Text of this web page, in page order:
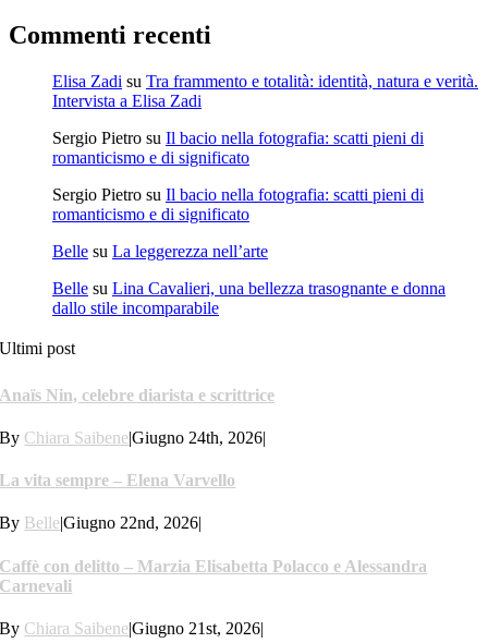
Commenti recenti
Elisa Zadi su Tra frammento e totalità: identità, natura e verità.
Intervista a Elisa Zadi
Sergio Pietro su Il bacio nella fotografia: scatti pieni di
romanticismo e di significato
Sergio Pietro su Il bacio nella fotografia: scatti pieni di
romanticismo e di significato
Belle su La leggerezza nell’arte
Belle su Lina Cavalieri, una bellezza trasognante e donna
dallo stile incomparabile
Ultimi post
Anaïs Nin, celebre diarista e scrittrice
By Chiara Saibene|Giugno 24th, 2026|
La vita sempre – Elena Varvello
By Belle|Giugno 22nd, 2026|
Caffè con delitto – Marzia Elisabetta Polacco e Alessandra
Carnevali
By Chiara Saibene|Giugno 21st, 2026|